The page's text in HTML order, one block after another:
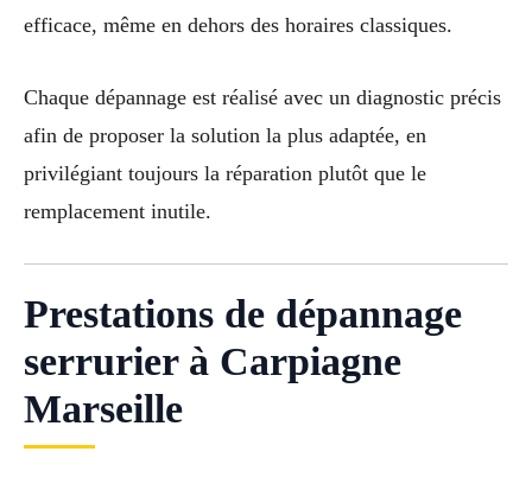
efficace, même en dehors des horaires classiques.
Chaque dépannage est réalisé avec un diagnostic précis
afin de proposer la solution la plus adaptée, en
privilégiant toujours la réparation plutôt que le
remplacement inutile.
Prestations de dépannage
serrurier à Carpiagne
Marseille